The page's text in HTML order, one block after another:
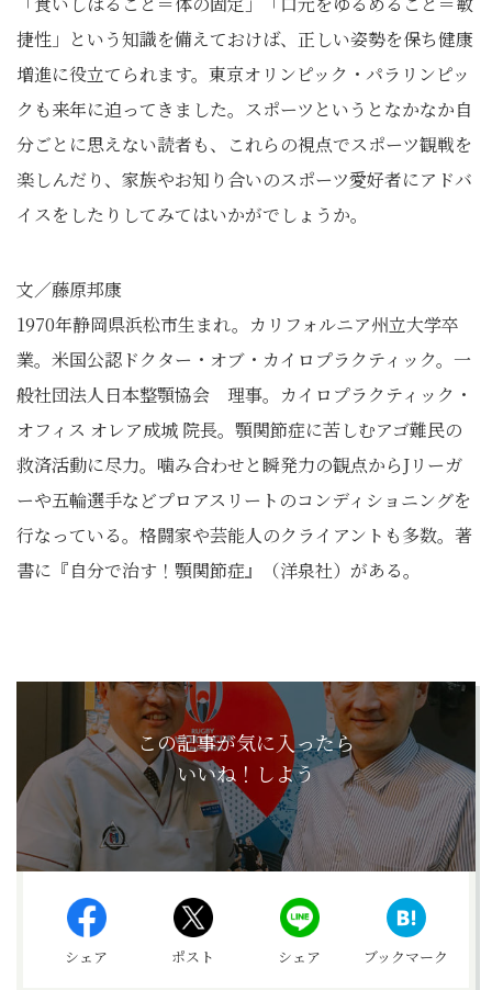
捷性」という知識を備えておけば、正しい姿勢を保ち健康
増進に役立てられます。東京オリンピック・パラリンピッ
クも来年に迫ってきました。スポーツというとなかなか自
分ごとに思えない読者も、これらの視点でスポーツ観戦を
楽しんだり、家族やお知り合いのスポーツ愛好者にアドバ
イスをしたりしてみてはいかがでしょうか。
文／藤原邦康
1970年静岡県浜松市生まれ。カリフォルニア州立大学卒
業。米国公認ドクター・オブ・カイロプラクティック。一
般社団法人日本整顎協会 理事。カイロプラクティック・
オフィス オレア成城 院長。顎関節症に苦しむアゴ難民の
救済活動に尽力。噛み合わせと瞬発力の観点からJリーガ
ーや五輪選手などプロアスリートのコンディショニングを
行なっている。格闘家や芸能人のクライアントも多数。著
書に『自分で治す！顎関節症』（洋泉社）がある。
この記事が気に入ったら
いいね！しよう
シェア ポスト シェア ブックマーク